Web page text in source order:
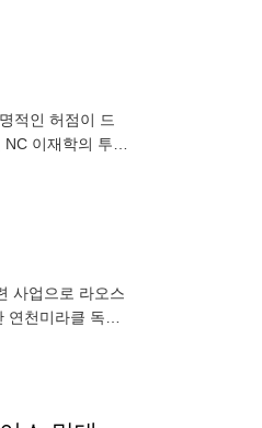
사업으로 라오스
천미라클 독립